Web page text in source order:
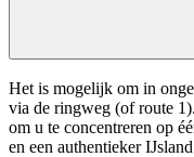
Het is mogelijk om in
via de ringweg (of route
om u te concentreren op
en een authentieker